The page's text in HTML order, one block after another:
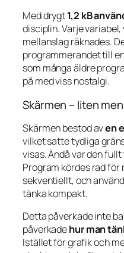
Med drygt1,2 kB
disciplin. Varje
mellanslag räknades.
programmerandet till
som många äldre
på med viss nostalgi.
Skärmen – liten
Skärmen bestod aven
vilket satte tydliga
visas. Ändå var den
Program kördes rad
sekventiellt, och
tänka kompakt.
Detta påverkade inte
påverkadehur man
Istället för grafik och